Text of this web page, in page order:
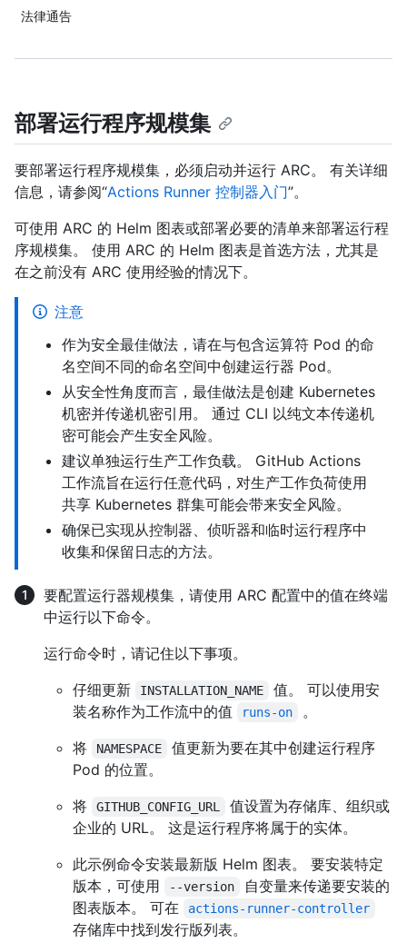
法律通告
部署运行程序规模集
要部署运行程序规模集，必须启动并运行 ARC。 有关详细
信息，请参阅“Actions Runner 控制器入门”。
可使用 ARC 的 Helm 图表或部署必要的清单来部署运行程
序规模集。 使用 ARC 的 Helm 图表是首选方法，尤其是
在之前没有 ARC 使用经验的情况下。
注意
作为安全最佳做法，请在与包含运算符 Pod 的命
名空间不同的命名空间中创建运行器 Pod。
从安全性角度而言，最佳做法是创建 Kubernetes
机密并传递机密引用。 通过 CLI 以纯文本传递机
密可能会产生安全风险。
建议单独运行生产工作负载。 GitHub Actions
工作流旨在运行任意代码，对生产工作负荷使用
共享 Kubernetes 群集可能会带来安全风险。
确保已实现从控制器、侦听器和临时运行程序中
收集和保留日志的方法。
要配置运行器规模集，请使用 ARC 配置中的值在终端
中运行以下命令。
运行命令时，请记住以下事项。
仔细更新
INSTALLATION_NAME
值。 可以使用安
装名称作为工作流中的值
runs-on
。
将
NAMESPACE
值更新为要在其中创建运行程序
Pod 的位置。
将
GITHUB_CONFIG_URL
值设置为存储库、组织或
企业的 URL。 这是运行程序将属于的实体。
此示例命令安装最新版 Helm 图表。 要安装特定
版本，可使用
--version
自变量来传递要安装的
图表版本。 可在
actions-runner-controller
存储库中找到发行版列表。